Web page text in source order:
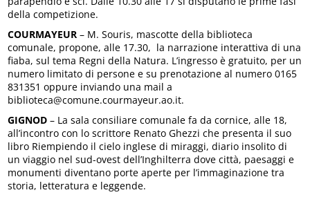
della competizione.
COURMAYEUR – M. Souris, mascotte della biblioteca
comunale, propone, alle 17.30, la narrazione interattiva di una
fiaba, sul tema Regni della Natura. L’ingresso è gratuito, per un
numero limitato di persone e su prenotazione al numero 0165
831351 oppure inviando una mail a
biblioteca@comune.courmayeur.ao.it.
GIGNOD – La sala consiliare comunale fa da cornice, alle 18,
all’incontro con lo scrittore Renato Ghezzi che presenta il suo
libro Riempiendo il cielo inglese di miraggi, diario insolito di
un viaggio nel sud-ovest dell’Inghilterra dove città, paesaggi e
monumenti diventano porte aperte per l’immaginazione tra
storia, letteratura e leggende.